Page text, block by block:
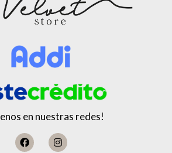
en nuestras redes!